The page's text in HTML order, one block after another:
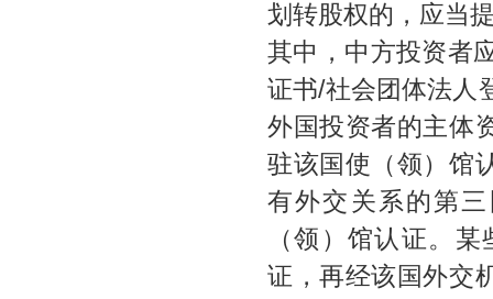
划转股权的，应当
其中，中方投资者
证书/社会团体法人
外国投资者的主体
驻该国使（领）馆
有外交关系的第
（领）馆认证。
证，再经该国外交